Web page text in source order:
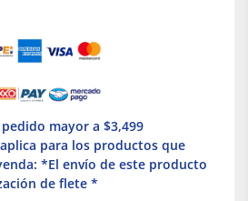
mayor a $3,499
para los productos que
*El envío de este producto
de flete *